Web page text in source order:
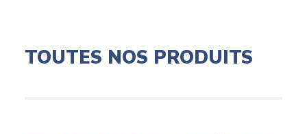
TOUTES NOS PRODUITS